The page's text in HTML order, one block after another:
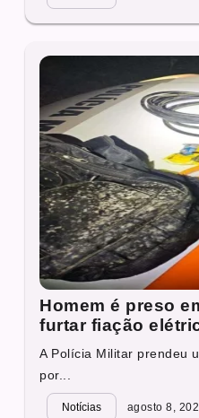
Homem é preso
furtar fiação
A Polícia Militar prendeu
por...
Notícias agosto 8,